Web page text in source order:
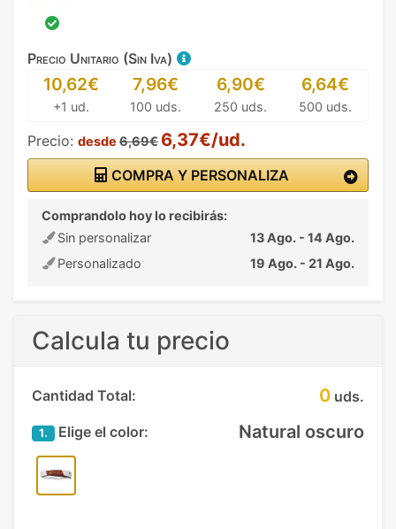
Precio Unitario (Sin Iva)
10,62€
+1 ud.
7,96€
100 uds.
6,90€
250 uds.
6,64€
500 uds.
Precio: desde 6,69€ 6,37€/ud.
COMPRA Y PERSONALIZA
Comprandolo hoy lo recibirás:
Sin personalizar
13 Ago. - 14 Ago.
Personalizado
19 Ago. - 21 Ago.
Calcula tu precio
Cantidad Total: 0 uds.
1. Elige el color: Natural oscuro